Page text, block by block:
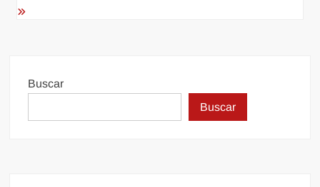
Buscar
Buscar